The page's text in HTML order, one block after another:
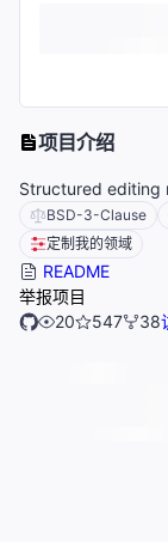
项目介绍
Structured editing
BSD-3-Clause
定制我的领域
README
举报项目
20
547 38